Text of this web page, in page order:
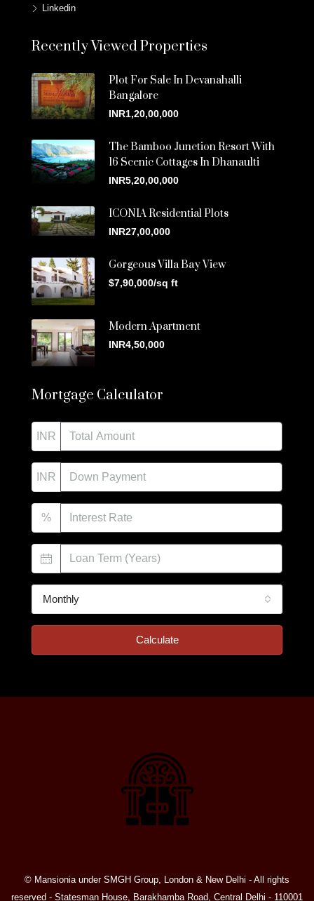
Linkedin
Recently Viewed Properties
Plot For Sale In Devanahalli
Bangalore
INR1,20,00,000
The Bamboo Junction Resort With
16 Scenic Cottages In Dhanaulti
INR5,20,00,000
ICONIA Residential Plots
INR27,00,000
Gorgeous Villa Bay View
$7,90,000/sq ft
Modern Apartment
INR4,50,000
Mortgage Calculator
INR
INR
%
Monthly
Calculate
© Mansionia under SMGH Group, London & New Delhi - All rights
reserved - Statesman House, Barakhamba Road, Central Delhi - 110001